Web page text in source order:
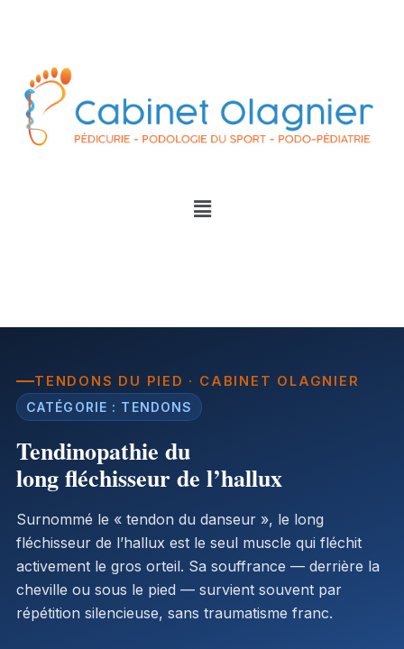
TENDONS DU PIED · CABINET OLAGNIER
CATÉGORIE : TENDONS
Tendinopathie du
long fléchisseur de l’hallux
Surnommé le « tendon du danseur », le long
fléchisseur de l’hallux est le seul muscle qui fléchit
activement le gros orteil. Sa souffrance — derrière la
cheville ou sous le pied — survient souvent par
répétition silencieuse, sans traumatisme franc.